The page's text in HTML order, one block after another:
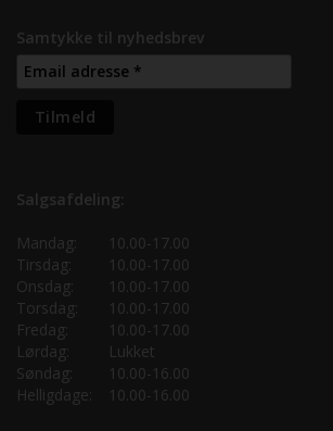
Samtykke til nyhedsbrev
Salgsafdeling:
Mandag:
10.00-17.00
Tirsdag:
10.00-17.00
Onsdag:
10.00-17.00
Torsdag:
10.00-17.00
Fredag:
10.00-17.00
Lørdag:
Lukket
Søndag:
10.00-16.00
Helligdage:
10.00-16.00